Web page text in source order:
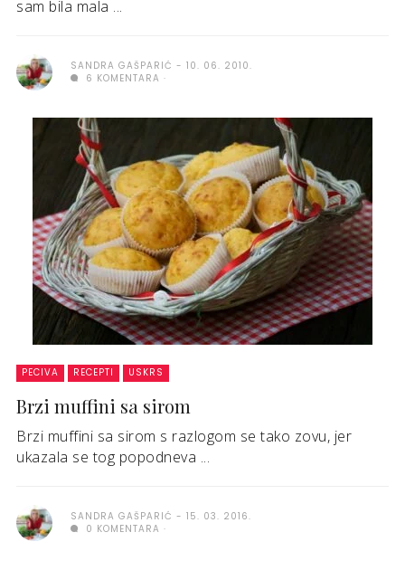
sam bila mala ...
SANDRA GAŠPARIĆ
10. 06. 2010.
6 KOMENTARA
PECIVA RECEPTI USKRS
Brzi muffini sa sirom
Brzi muffini sa sirom s razlogom se tako zovu, jer
ukazala se tog popodneva ...
SANDRA GAŠPARIĆ
15. 03. 2016.
0 KOMENTARA